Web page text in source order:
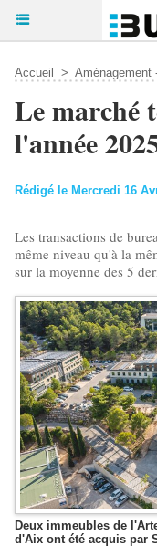
Accueil > Aménagement
Le marché
l'année
Rédigé le Mercredi 16
Les transactions de
même niveau qu'à la
sur la moyenne des 5
Deux immeubles de
d'Aix ont été acquis par